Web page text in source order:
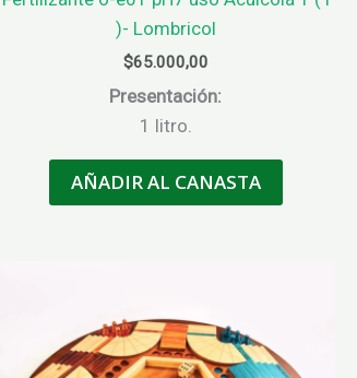
)- Lombricol
$65.000,00
Presentación:
1 litro.
AÑADIR AL CANASTA